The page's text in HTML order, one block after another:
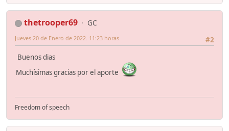
thetrooper69
GC
#2
Jueves 20 de Enero de 2022. 11:23 horas.
Buenos dias
Muchísimas gracias por el aporte
Freedom of speech